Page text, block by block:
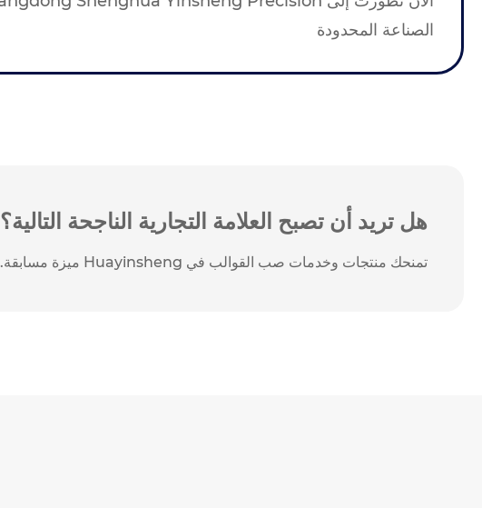
الصناعة المحدودة
هل تريد أن تصبح العلامة التجارية الناجحة التالية؟
تمنحك منتجات وخدمات صب القوالب في Huayinsheng ميزة مسابقة.